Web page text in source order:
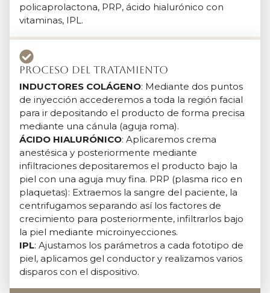
policaprolactona, PRP, ácido hialurónico con
vitaminas, IPL.
Proceso del tratamiento
INDUCTORES COLÁGENO: Mediante dos puntos
de inyección accederemos a toda la región facial
para ir depositando el producto de forma precisa
mediante una cánula (aguja roma).
ÁCIDO HIALURÓNICO: Aplicaremos crema
anestésica y posteriormente mediante
infiltraciones depositaremos el producto bajo la
piel con una aguja muy fina. PRP (plasma rico en
plaquetas): Extraemos la sangre del paciente, la
centrifugamos separando así los factores de
crecimiento para posteriormente, infiltrarlos bajo
la piel mediante microinyecciones.
IPL: Ajustamos los parámetros a cada fototipo de
piel, aplicamos gel conductor y realizamos varios
disparos con el dispositivo.